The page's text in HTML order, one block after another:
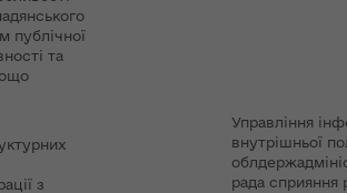
публічної
та
з
Управління
внутрішньої
рада сприяння